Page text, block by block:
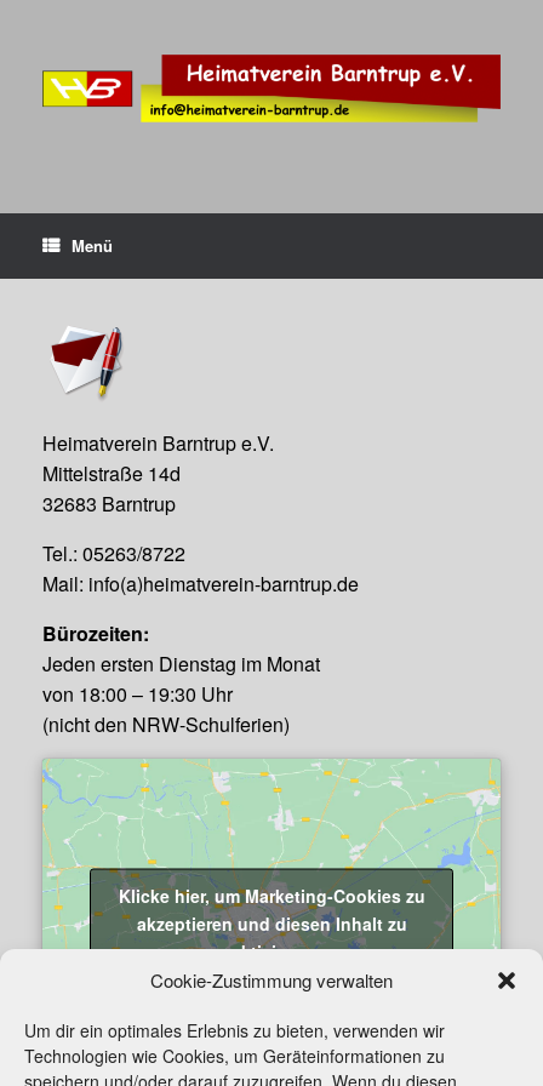
Cookie-Zustimmung verwalten
Um dir ein optimales Erlebnis zu bieten, verwenden wir
Technologien wie Cookies, um Geräteinformationen zu
speichern und/oder darauf zuzugreifen. Wenn du diesen
Menü
Heimatverein Barntrup e.V.
Mittelstraße 14d
32683 Barntrup
Tel.: 05263/8722
Mail: info(a)heimatverein-barntrup.de
Bürozeiten:
Jeden ersten Dienstag im Monat
von 18:00 – 19:30 Uhr
(nicht den NRW-Schulferien)
Klicke hier, um Marketing-Cookies zu
akzeptieren und diesen Inhalt zu
aktivieren